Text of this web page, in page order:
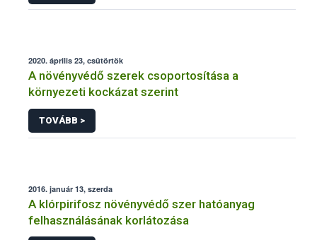
2020. április 23, csütörtök
A növényvédő szerek csoportosítása a
környezeti kockázat szerint
TOVÁBB >
2016. január 13, szerda
A klórpirifosz növényvédő szer hatóanyag
felhasználásának korlátozása